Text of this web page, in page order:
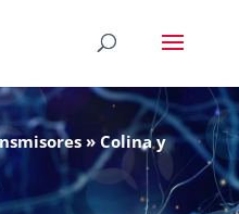
» Colina y